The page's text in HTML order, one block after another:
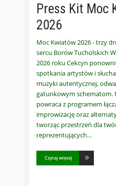
Press Kit Moc
2026
Moc Kwiatów 2026 - trzy
sercu Borów Tucholskich
2026 roku Cekcyn
spotkania artystów i
muzyki autentycznej,
gatunkowym schematom.
powraca z programem
improwizację oraz
tworząc przestrzeń dla
reprezentujących
Czytaj więcej